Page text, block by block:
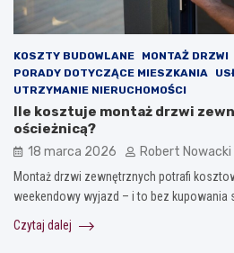
KOSZTY BUDOWLANE
MONTAŻ DRZWI
PORADY DOTYCZĄCE MIESZKANIA
UTRZYMANIE NIERUCHOMOŚCI
Ile kosztuje montaż drzwi
ościeżnicą?
18 marca 2026 Robert Nowacki
Montaż drzwi zewnętrznych potrafi
weekendowy wyjazd – i to bez kupowania
Czytaj dalej